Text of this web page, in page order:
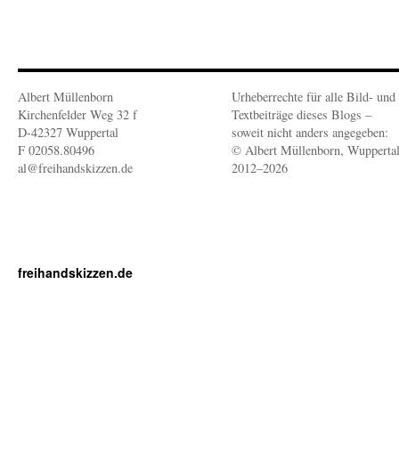
Albert Müllenborn
Kirchenfelder Weg 32 f
D-42327 Wuppertal
F 02058.80496
al@freihandskizzen.de
Urheberrechte für alle Bild- und
Textbeiträge dieses Blogs –
soweit nicht anders angegeben:
© Albert Müllenborn, Wuppertal
2012–2026
freihandskizzen.de